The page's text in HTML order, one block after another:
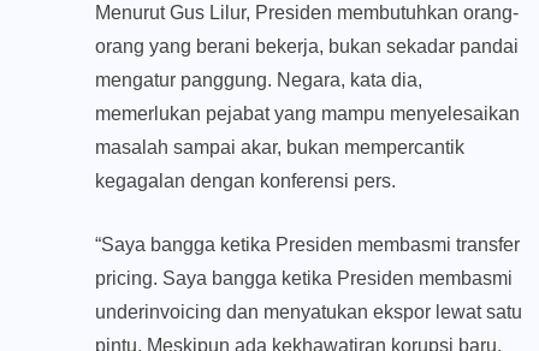
Menurut Gus Lilur, Presiden membutuhkan orang-
orang yang berani bekerja, bukan sekadar pandai
mengatur panggung. Negara, kata dia,
memerlukan pejabat yang mampu menyelesaikan
masalah sampai akar, bukan mempercantik
kegagalan dengan konferensi pers.
“Saya bangga ketika Presiden membasmi transfer
pricing. Saya bangga ketika Presiden membasmi
underinvoicing dan menyatukan ekspor lewat satu
pintu. Meskipun ada kekhawatiran korupsi baru,